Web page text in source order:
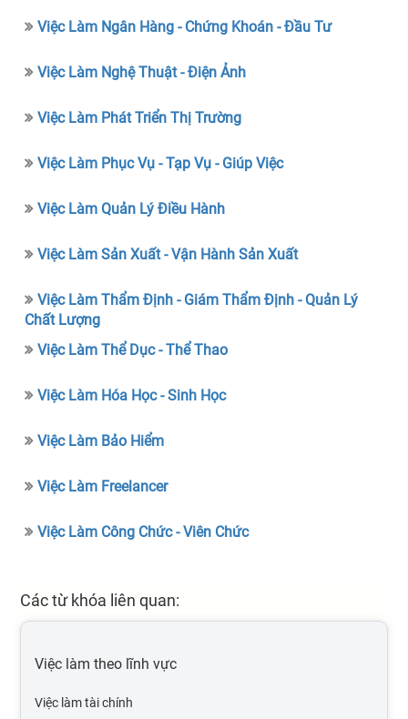
Việc Làm Ngân Hàng - Chứng Khoán - Đầu Tư
Việc Làm Nghệ Thuật - Điện Ảnh
Việc Làm Phát Triển Thị Trường
Việc Làm Phục Vụ - Tạp Vụ - Giúp Việc
Việc Làm Quản Lý Điều Hành
Việc Làm Sản Xuất - Vận Hành Sản Xuất
Việc Làm Thẩm Định - Giám Thẩm Định - Quản Lý
Chất Lượng
Việc Làm Thể Dục - Thể Thao
Việc Làm Hóa Học - Sinh Học
Việc Làm Bảo Hiểm
Việc Làm Freelancer
Việc Làm Công Chức - Viên Chức
Các từ khóa liên quan:
Việc làm theo lĩnh vực
Việc làm tài chính